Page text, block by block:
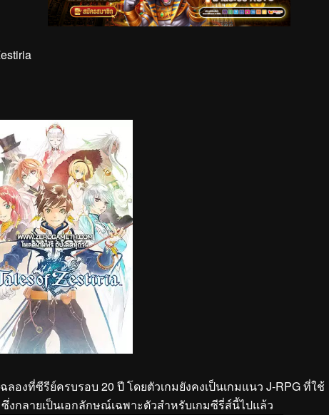
ลองที่ซีรีย์ครบรอบ 20 ปี โดยตัวเกมยังคงเป็นเกมแนว J-RPG ที่ใช้
กลายเป็นเอกลักษณ์เฉพาะตัวสำหรับเกมซีรี่ส์นี้ไปแล้ว